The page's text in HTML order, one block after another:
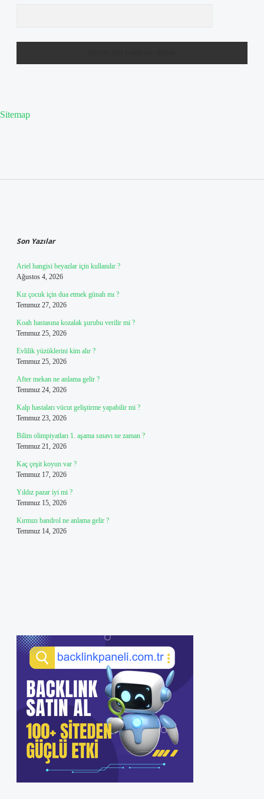
Sitemap
Son Yazılar
Ariel hangisi beyazlar için kullanılır ?
Ağustos 4, 2026
Kız çocuk için dua etmek günah mı ?
Temmuz 27, 2026
Koah hastasına kozalak şurubu verilir mi ?
Temmuz 25, 2026
Evlilik yüzüklerini kim alır ?
Temmuz 25, 2026
After mekan ne anlama gelir ?
Temmuz 24, 2026
Kalp hastaları vücut geliştirme yapabilir mi ?
Temmuz 23, 2026
Bilim olimpiyatları 1. aşama sınavı ne zaman ?
Temmuz 21, 2026
Kaç çeşit koyun var ?
Temmuz 17, 2026
Yıldız pazar iyi mi ?
Temmuz 15, 2026
Kırmızı bandrol ne anlama gelir ?
Temmuz 14, 2026